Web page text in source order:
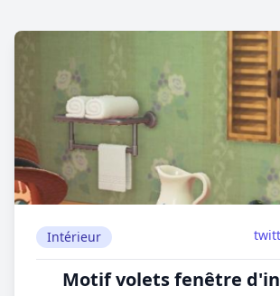
Intérieur
Motif volets fenêtre